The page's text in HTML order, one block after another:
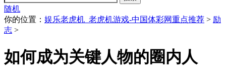
随机
你的位置： 娱乐老虎机_老虎机游戏-中国体彩网重点推荐 > 励
志 >
如何成为关键人物的圈内人